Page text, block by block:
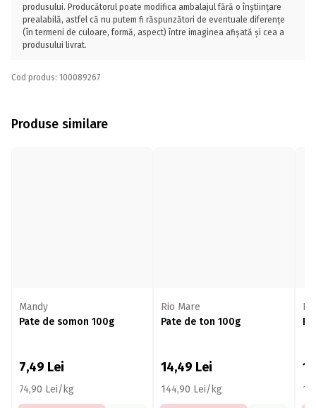
produsului. Producătorul poate modifica ambalajul fără o înștiințare
prealabilă, astfel că nu putem fi răspunzători de eventuale diferențe
(în termeni de culoare, formă, aspect) între imaginea afișată și cea a
produsului livrat.
Cod produs: 100089267
Produse similare
Mandy
Pate de somon 100g
7,49 Lei
74,90 Lei/kg
Rio Mare
Pate de ton 100g
14,49 Lei
144,90 Lei/kg